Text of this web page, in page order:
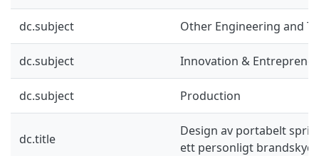
dc.subject Other Engineering and
dc.subject Innovation &
dc.subject Production
dc.title
Design av portabelt
ett personligt